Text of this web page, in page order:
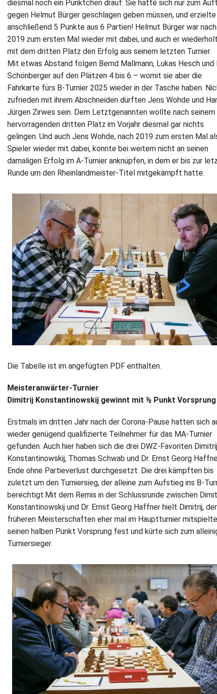
diesmal noch ein Pünktchen drauf: Sie hatte sich nur zum
gegen Helmut Bürger geschlagen geben müssen, und erzielte
anschließend 5 Punkte aus 6 Partien! Helmut Bürger war nach
2019 zum ersten Mal wieder mit dabei, und auch er
mit dem dritten Platz den Erfolg aus seinem letzten Turnier.
Mit etwas Abstand folgen Bernd Mallmann, Lukas Hesch und
Schönberger auf den Plätzen 4 bis 6 – womit sie aber die
Fahrkarte fürs B-Turnier 2025 wieder in der Tasche haben.
zufrieden mit ihrem Abschneiden dürften Jens Wohde und
Jürgen Zirwes sein. Dem Letztgenannten wollte nach seinem
hervorragenden dritten Platz im Vorjahr diesmal gar nichts
gelingen. Und auch Jens Wohde, nach 2019 zum ersten Mal
Spieler wieder mit dabei, konnte bei weitem nicht an seinen
damaligen Erfolg im A-Turnier anknüpfen, in dem er bis zur
Runde um den Rheinlandmeister-Titel mitgekämpft hatte.
Die Tabelle ist im angefügten PDF enthalten.
Meisteranwärter-Turnier
Dimitrij Konstantinowskij gewinnt mit ½ Punkt Vorsprung
Erstmals im dritten Jahr nach der Corona-Pause hatten sich
wieder genügend qualifizierte Teilnehmer für das MA-Turnier
gefunden. Auch hier haben sich die drei DWZ-Favoriten Dimitrij
Konstantinowskij, Thomas Schwab und Dr. Ernst Georg
Ende ohne Partieverlust durchgesetzt. Die drei kämpften bis
zuletzt um den Turniersieg, der alleine zum Aufstieg ins B-
berechtigt.Mit dem Remis in der Schlussrunde zwischen
Konstantinowskij und Dr. Ernst Georg Haffner hielt Dimitrij,
früheren Meisterschaften eher mal im Hauptturnier
seinen halben Punkt Vorsprung fest und kürte sich zum
Turniersieger.